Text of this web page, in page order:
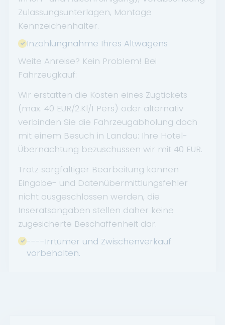
Zulassungsunterlagen, Montage
Kennzeichenhalter.
Inzahlungnahme Ihres Altwagens
Weite Anreise? Kein Problem! Bei
Fahrzeugkauf:
Wir erstatten die Kosten eines Zugtickets
(max. 40 EUR/2.Kl/1 Pers) oder alternativ
verbinden Sie die Fahrzeugabholung doch
mit einem Besuch in Landau: Ihre Hotel-
Übernachtung bezuschussen wir mit 40 EUR.
Trotz sorgfältiger Bearbeitung können
Eingabe- und Datenübermittlungsfehler
nicht ausgeschlossen werden, die
Inseratsangaben stellen daher keine
zugesicherte Beschaffenheit dar.
----Irrtümer und Zwischenverkauf
vorbehalten.